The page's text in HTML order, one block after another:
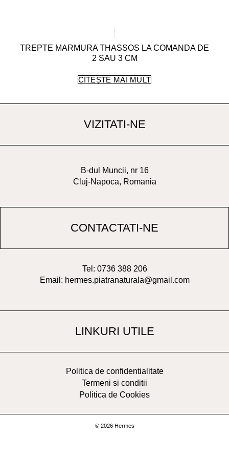
TREPTE MARMURA THASSOS LA COMANDA DE
2 SAU 3 CM
CITEȘTE MAI MULT
VIZITATI-NE
B-dul Muncii, nr 16
Cluj-Napoca, Romania
CONTACTATI-NE
Tel: 0736 388 206
Email: hermes.piatranaturala@gmail.com
LINKURI UTILE
Politica de confidentialitate
Termeni si conditii
Politica de Cookies
© 2026 Hermes